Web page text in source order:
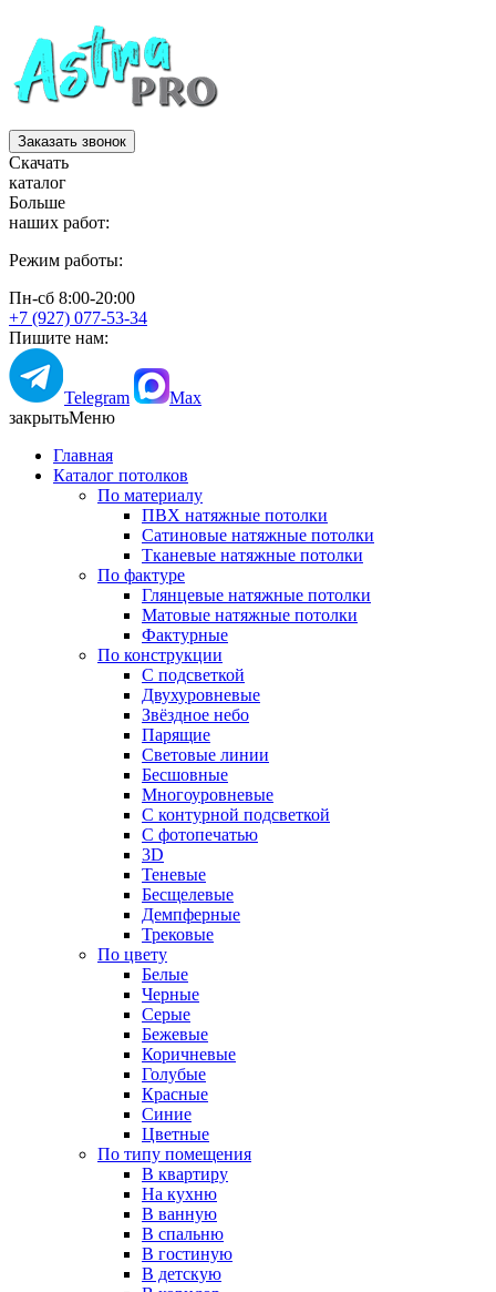
Заказать звонок
Скачать
каталог
Больше
наших работ:
Режим работы:
Пн-сб 8:00-20:00
+7 (927) 077-53-34
Пишите нам:
Telegram
Max
закрытьМеню
Главная
Каталог потолков
По материалу
ПВХ натяжные потолки
Сатиновые натяжные потолки
Тканевые натяжные потолки
По фактуре
Глянцевые натяжные потолки
Матовые натяжные потолки
Фактурные
По конструкции
С подсветкой
Двухуровневые
Звёздное небо
Парящие
Световые линии
Бесшовные
Многоуровневые
С контурной подсветкой
С фотопечатью
3D
Теневые
Бесщелевые
Демпферные
Трековые
По цвету
Белые
Черные
Серые
Бежевые
Коричневые
Голубые
Красные
Синие
Цветные
По типу помещения
В квартиру
На кухню
В ванную
В спальню
В гостиную
В детскую